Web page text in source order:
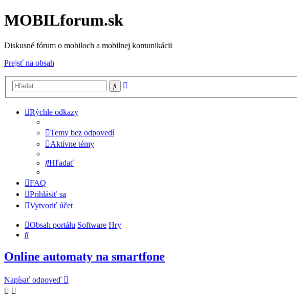
MOBILforum.sk
Diskusné fórum o mobiloch a mobilnej komunikácii
Prejsť na obsah
Hľadať
Rýchle odkazy
Temy bez odpovedí
Aktívne témy
Hľadať
FAQ
Prihlásiť sa
Vytvoriť účet
Obsah portálu Software Hry
Hľadať
Online automaty na smartfone
Napísať odpoveď